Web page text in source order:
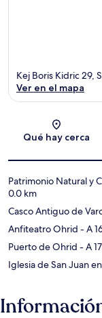
Kej Boris Kidric 29,
Ver en el mapa
Qué hay cerca
Patrimonio Natural y
0.0 km
Casco Antiguo de
Anfiteatro Ohrid - A
Puerto de Ohrid - A
Iglesia de San Juan